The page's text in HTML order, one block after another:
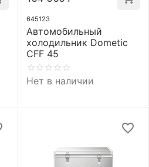
645123
Автомобильный
холодильник Dometic
CFF 45
Нет в наличии